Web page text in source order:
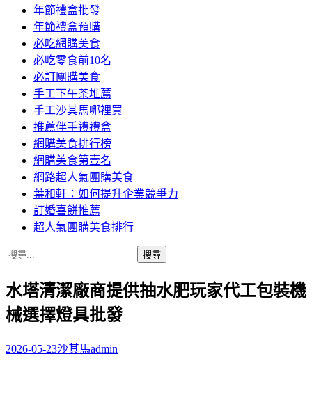
年節禮盒批發
年節禮盒預購
必吃網購美食
必吃零食前10名
必訂團購美食
手工下午茶堆薦
手工沙其馬哪裡買
推薦伴手禮禮盒
網購美食排行榜
網購美食第壹名
網路超人氣團購美食
葉和軒：如何提升企業競爭力
訂婚喜餅推薦
超人氣團購美食排行
搜
關
鍵
字:
水塔清潔廠商提供抽水肥玩家代工包裝機
械選擇燈具批發
2026-05-23沙其馬admin